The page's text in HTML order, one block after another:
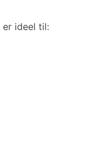
er ideel til: